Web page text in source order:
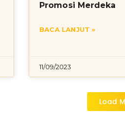
Promosi Merdeka
BACA LANJUT »
11/09/2023
Load